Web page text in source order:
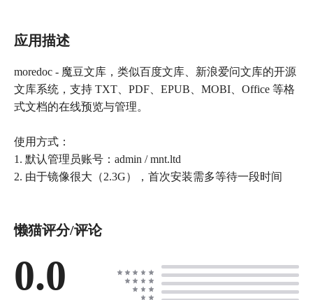
应用描述
moredoc - 魔豆文库，类似百度文库、新浪爱问文库的开源
文库系统，支持 TXT、PDF、EPUB、MOBI、Office 等格
式文档的在线预览与管理。
使用方式：
1. 默认管理员账号：admin / mnt.ltd
2. 由于镜像很大（2.3G），首次安装需多等待一段时间
懒猫评分/评论
0.0